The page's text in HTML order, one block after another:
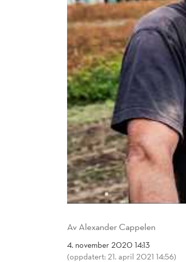
Av Alexander Cappelen
4. november 2020 14:13
(oppdatert: 21. april 2021 14:56)